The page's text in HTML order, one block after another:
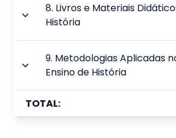
8. Livros e Materiais
História
9. Metodologias Aplicadas
Ensino de História
TOTAL: